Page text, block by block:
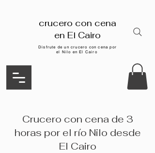
crucero con cena
en El Cairo
Disfrute de un crucero con cena por
el Nilo en El Cairo
Crucero con cena de 3
horas por el río Nilo desde
El Cairo